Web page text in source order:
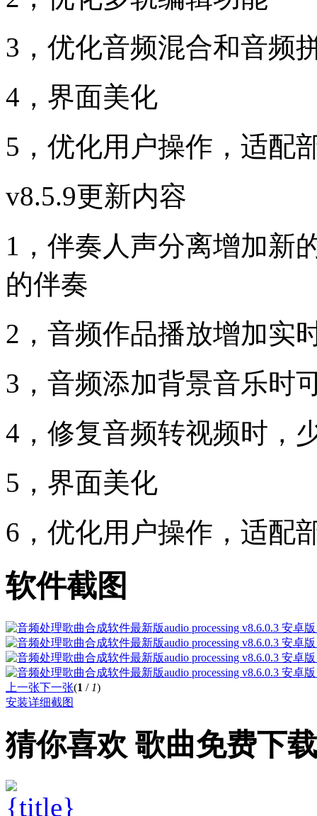
3，优化音频混合和音频
4，界面美化
5，优化用户操作，适配
v8.5.9更新内容
1，伴奏人声分离增加新
的伴奏
2，音频作品播放增加实
3，音频添加背景音乐时
4，修复音频转视频时，
5，界面美化
6，优化用户操作，适配
软件截图
上一张下一张(1 / 1)
安装详细截图
猜你喜欢 歌曲免费下载